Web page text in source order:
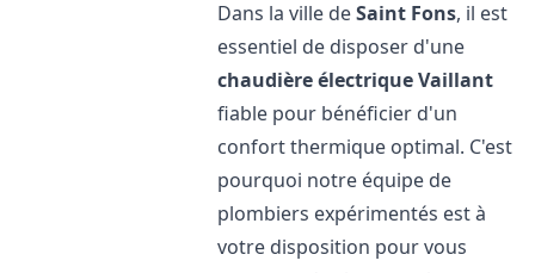
Dans la ville deSaint Fons, il est
essentiel de disposer d'une
chaudière électrique Vaillant
fiable pour bénéficier d'un
confort thermique optimal. C'est
pourquoi notre équipe de
plombiers expérimentés est à
votre disposition pour vous